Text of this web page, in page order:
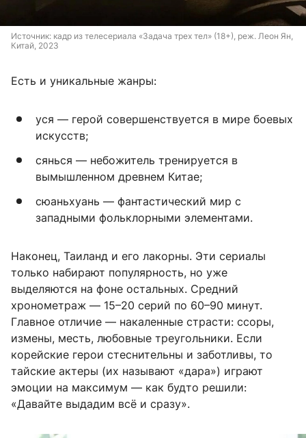
Источник: кадр из телесериала «Задача трех тел» (18+), реж. Леон Ян,
Китай, 2023
Есть и уникальные жанры:
уся — герой совершенствуется в мире боевых
искусств;
сянься — небожитель тренируется в
вымышленном древнем Китае;
сюаньхуань — фантастический мир с
западными фольклорными элементами.
Наконец, Таиланд и его лакорны. Эти сериалы
только набирают популярность, но уже
выделяются на фоне остальных. Средний
хронометраж — 15–20 серий по 60–90 минут.
Главное отличие — накаленные страсти: ссоры,
измены, месть, любовные треугольники. Если
корейские герои стеснительны и заботливы, то
тайские актеры (их называют «дара») играют
эмоции на максимум — как будто решили:
«Давайте выдадим всё и сразу».